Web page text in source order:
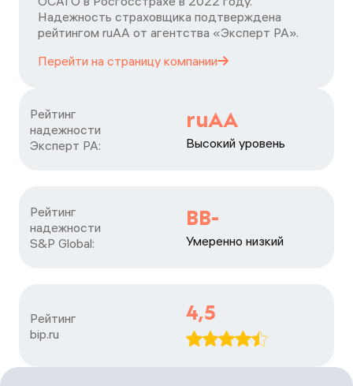
Надежность страховщика подтверждена
рейтингом ruАА от агентства «Эксперт РА».
Перейти на страницу компании
Рейтинг
надежности
Эксперт РА:
ruAA
Высокий уровень
Рейтинг
надежности
S&P Global:
BB-
Умеренно низкий
Рейтинг
bip.ru
4,5